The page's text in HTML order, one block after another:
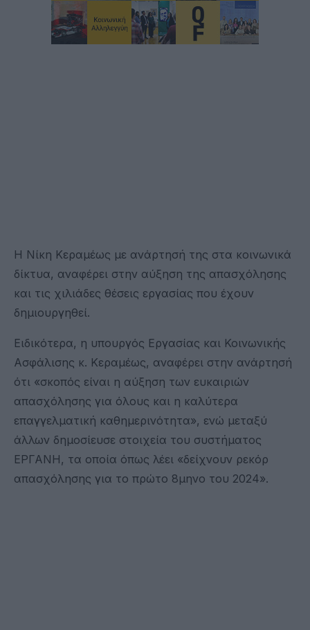
Η Νίκη Κεραμέως με ανάρτησή της στα κοινωνικά
δίκτυα, αναφέρει στην αύξηση της απασχόλησης
και τις χιλιάδες θέσεις εργασίας που έχουν
δημιουργηθεί.
Ειδικότερα, η υπουργός Εργασίας και Κοινωνικής
Ασφάλισης κ. Κεραμέως, αναφέρει στην ανάρτησή
ότι «σκοπός είναι η αύξηση των ευκαιριών
απασχόλησης για όλους και η καλύτερα
επαγγελματική καθημερινότητα», ενώ μεταξύ
άλλων δημοσίευσε στοιχεία του συστήματος
ΕΡΓΑΝΗ, τα οποία όπως λέει «δείχνουν ρεκόρ
απασχόλησης για το πρώτο 8μηνο του 2024».